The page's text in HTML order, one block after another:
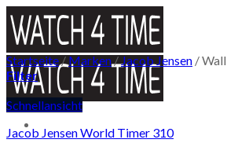
Skip
to
content
Startseite/Marken/Jacob Jensen /Wall
Filter
Schnellansicht
Jacob Jensen World Timer 310